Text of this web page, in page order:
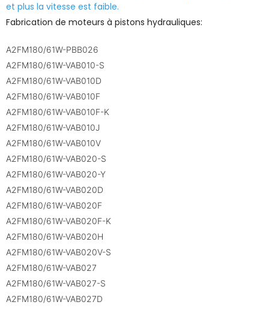
et plus la vitesse est faible.
Fabrication de moteurs à pistons hydrauliques:
A2FM180/61W-PBB026
A2FM180/61W-VAB010-S
A2FM180/61W-VAB010D
A2FM180/61W-VAB010F
A2FM180/61W-VAB010F-K
A2FM180/61W-VAB010J
A2FM180/61W-VAB010V
A2FM180/61W-VAB020-S
A2FM180/61W-VAB020-Y
A2FM180/61W-VAB020D
A2FM180/61W-VAB020F
A2FM180/61W-VAB020F-K
A2FM180/61W-VAB020H
A2FM180/61W-VAB020V-S
A2FM180/61W-VAB027
A2FM180/61W-VAB027-S
A2FM180/61W-VAB027D